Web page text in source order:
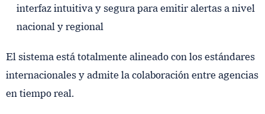
interfaz intuitiva y segura para emitir alertas a nivel
nacional y regional
El sistema está totalmente alineado con los estándares
internacionales y admite la colaboración entre agencias
en tiempo real.